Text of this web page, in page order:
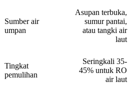
Sumber air
umpan
Asupan terbuka,
sumur pantai,
atau tangki air
laut
Tingkat
pemulihan
Seringkali 35-
45% untuk RO
air laut